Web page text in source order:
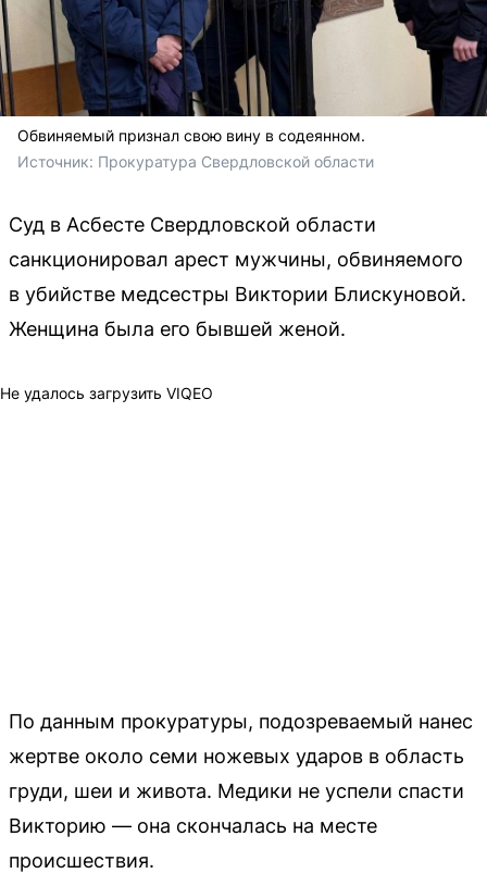
Обвиняемый признал свою вину в содеянном.
Источник: Прокуратура Свердловской области
Суд в Асбесте Свердловской области
санкционировал арест мужчины, обвиняемого
в убийстве медсестры Виктории Блискуновой.
Женщина была его бывшей женой.
Не удалось загрузить VIQEO
По данным прокуратуры, подозреваемый нанес
жертве около семи ножевых ударов в область
груди, шеи и живота. Медики не успели спасти
Викторию — она скончалась на месте
происшествия.